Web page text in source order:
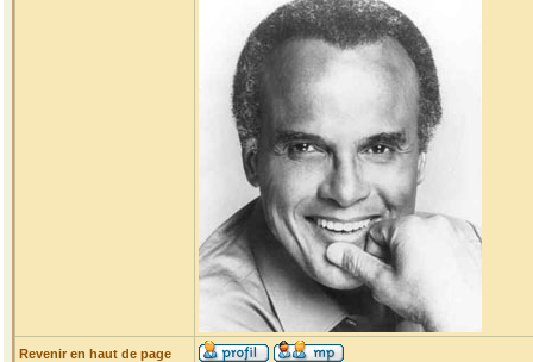
Revenir en haut de page